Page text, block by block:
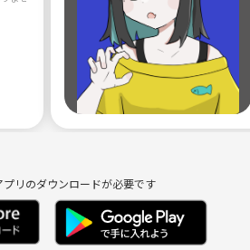
プリのダウンロードが必要です